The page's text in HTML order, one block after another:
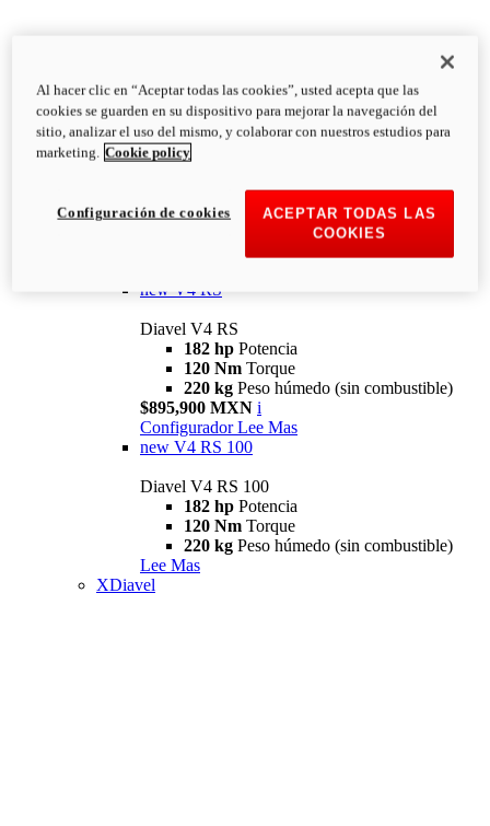
Diavel
V4
Diavel V4
126 NmTorque
223 kg
PESO HÚMEDO SIN
new V4 RS
Diavel V4 RS
182 hp Potencia
120 Nm Torque
220 kg Peso húmedo (sin combustible)
$895,900 MXN i
Configurador Lee Mas
new V4 RS 100
Diavel V4 RS 100
182 hp Potencia
120 Nm Torque
220 kg Peso húmedo (sin combustible)
Lee Mas
XDiavel
Al hacer clic en “Aceptar todas las cookies”, usted acepta que las
cookies se guarden en su dispositivo para mejorar la navegación del
sitio, analizar el uso del mismo, y colaborar con nuestros estudios para
marketing. Cookie policy
ACEPTAR TODAS LAS
COOKIES
Configuración de cookies